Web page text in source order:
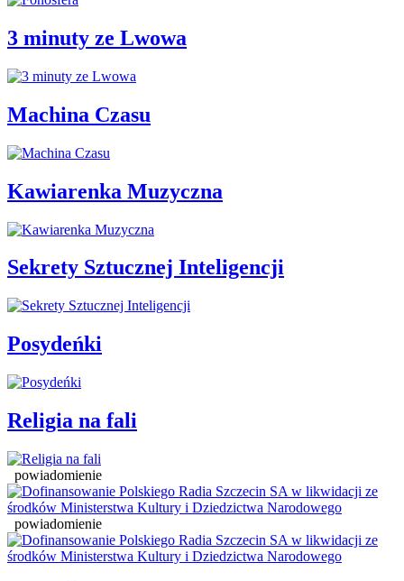
3 minuty ze Lwowa
Machina Czasu
Kawiarenka Muzyczna
Sekrety Sztucznej Inteligencji
Posydeńki
Religia na fali
powiadomienie
powiadomienie